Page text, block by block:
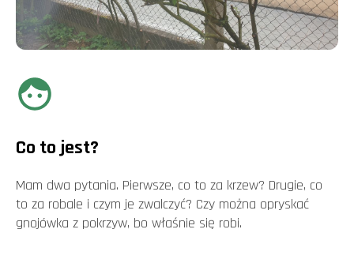
Co to jest?
Mam dwa pytania. Pierwsze, co to za krzew? Drugie, co
to za robale i czym je zwalczyć? Czy można opryskać
gnojówka z pokrzyw, bo właśnie się robi.